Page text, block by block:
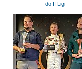
do II Ligi